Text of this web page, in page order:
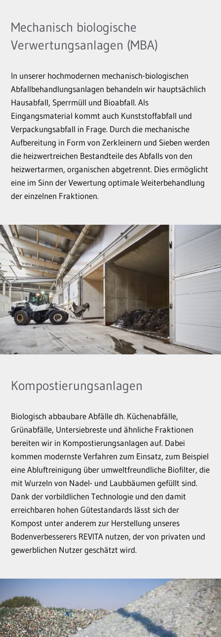
Mechanisch biologische
Verwertungsanlagen (MBA)
In unserer hochmodernen mechanisch-biologischen
Abfallbehandlungsanlagen behandeln wir hauptsächlich
Hausabfall, Sperrmüll und Bioabfall. Als
Eingangsmaterial kommt auch Kunststoffabfall und
Verpackungsabfall in Frage. Durch die mechanische
Aufbereitung in Form von Zerkleinern und Sieben werden
die heizwertreichen Bestandteile des Abfalls von den
heizwertarmen, organischen abgetrennt. Dies ermöglicht
eine im Sinn der Vewertung optimale Weiterbehandlung
der einzelnen Fraktionen.
Kompostierungsanlagen
Biologisch abbaubare Abfälle dh. Küchenabfälle,
Grünabfälle, Untersiebreste und ähnliche Fraktionen
bereiten wir in Kompostierungsanlagen auf. Dabei
kommen modernste Verfahren zum Einsatz, zum Beispiel
eine Abluftreinigung über umweltfreundliche Biofilter, die
mit Wurzeln von Nadel- und Laubbäumen gefüllt sind.
Dank der vorbildlichen Technologie und den damit
erreichbaren hohen Gütestandards lässt sich der
Kompost unter anderem zur Herstellung unseres
Bodenverbesserers REVITA nutzen, der von privaten und
gewerblichen Nutzer geschätzt wird.